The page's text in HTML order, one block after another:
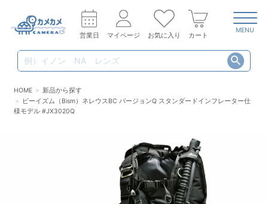
営業日 マイページ お気に入り カート
MENU
HOME
新品から探す
ビーイズム（Bism）ネレウスBC バージョンQ スタンダードインフレーター仕
様モデル #JX3020Q